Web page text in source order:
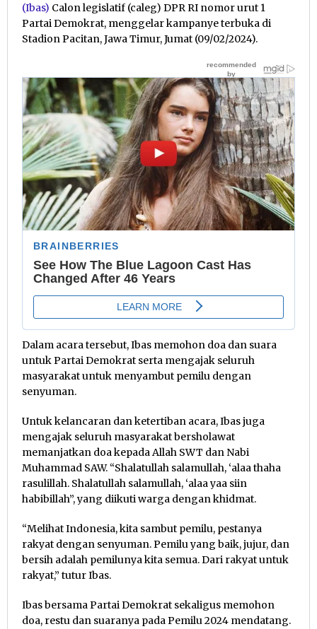
(Ibas) Calon legislatif (caleg) DPR RI nomor urut 1
Partai Demokrat, menggelar kampanye terbuka di
Stadion Pacitan, Jawa Timur, Jumat (09/02/2024).
Dalam acara tersebut, Ibas memohon doa dan suara
untuk Partai Demokrat serta mengajak seluruh
masyarakat untuk menyambut pemilu dengan
senyuman.
Untuk kelancaran dan ketertiban acara, Ibas juga
mengajak seluruh masyarakat bersholawat
memanjatkan doa kepada Allah SWT dan Nabi
Muhammad SAW. “Shalatullah salamullah, ‘alaa thaha
rasulillah. Shalatullah salamullah, ‘alaa yaa siin
habibillah”, yang diikuti warga dengan khidmat.
“Melihat Indonesia, kita sambut pemilu, pestanya
rakyat dengan senyuman. Pemilu yang baik, jujur, dan
bersih adalah pemilunya kita semua. Dari rakyat untuk
rakyat,” tutur Ibas.
Ibas bersama Partai Demokrat sekaligus memohon
doa, restu dan suaranya pada Pemilu 2024 mendatang.